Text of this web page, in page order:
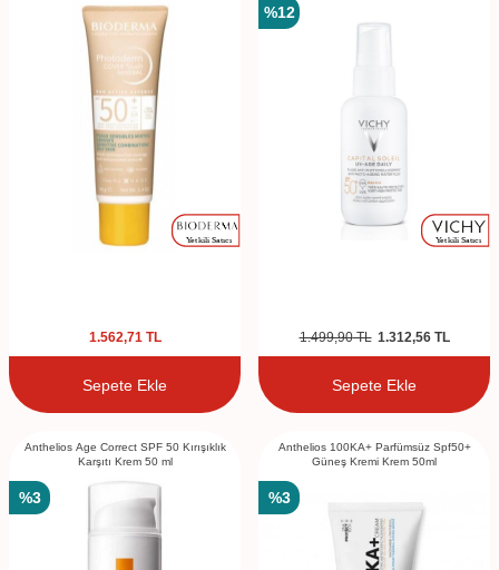
1.562,71TL
Sepete Ekle
%12
1.499,90TL 1.312,56TL
Sepete Ekle
Anthelios Age Correct SPF 50 Kırışıklık
Karşıtı Krem 50 ml
%3
Anthelios 100KA+ Parfümsüz Spf50+
Güneş Kremi Krem 50ml
%3